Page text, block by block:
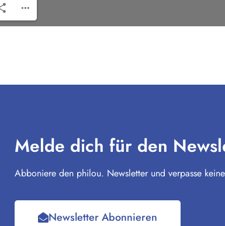
Melde dich für den
Abboniere den philou. Newsletter und verpasse
Newsletter Abonnieren